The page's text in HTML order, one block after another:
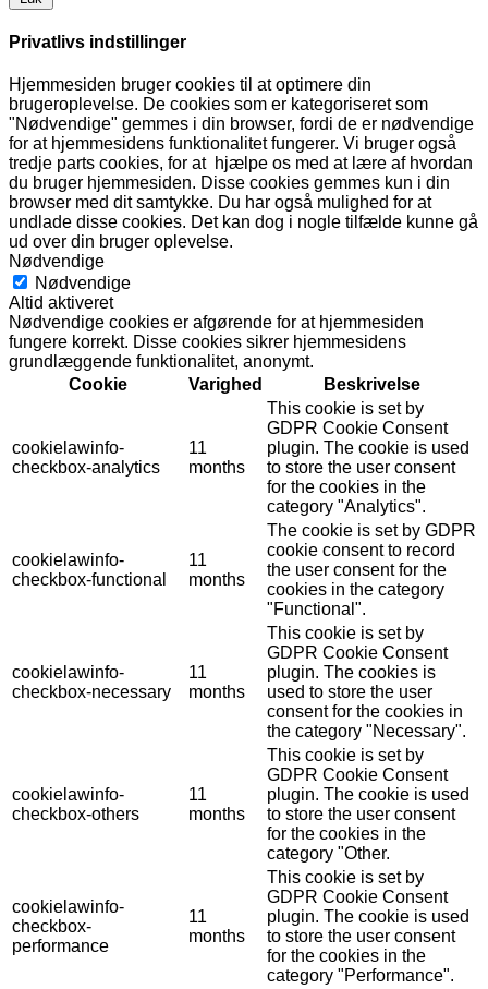
Privatlivs indstillinger
Hjemmesiden bruger cookies til at optimere din
brugeroplevelse. De cookies som er kategoriseret som
"Nødvendige" gemmes i din browser, fordi de er nødvendige
for at hjemmesidens funktionalitet fungerer. Vi bruger også
tredje parts cookies, for at hjælpe os med at lære af hvordan
du bruger hjemmesiden. Disse cookies gemmes kun i din
browser med dit samtykke. Du har også mulighed for at
undlade disse cookies. Det kan dog i nogle tilfælde kunne gå
ud over din bruger oplevelse.
Nødvendige
Nødvendige
Altid aktiveret
Nødvendige cookies er afgørende for at hjemmesiden
fungere korrekt. Disse cookies sikrer hjemmesidens
grundlæggende funktionalitet, anonymt.
Cookie
Varighed Beskrivelse
cookielawinfo-
checkbox-analytics
11
months
This cookie is set by
GDPR Cookie Consent
plugin. The cookie is used
to store the user consent
for the cookies in the
category "Analytics".
cookielawinfo-
checkbox-functional
11
months
The cookie is set by GDPR
cookie consent to record
the user consent for the
cookies in the category
"Functional".
cookielawinfo-
checkbox-necessary
11
months
This cookie is set by
GDPR Cookie Consent
plugin. The cookies is
used to store the user
consent for the cookies in
the category "Necessary".
cookielawinfo-
checkbox-others
11
months
This cookie is set by
GDPR Cookie Consent
plugin. The cookie is used
to store the user consent
for the cookies in the
category "Other.
cookielawinfo-
checkbox-
performance
11
months
This cookie is set by
GDPR Cookie Consent
plugin. The cookie is used
to store the user consent
for the cookies in the
category "Performance".